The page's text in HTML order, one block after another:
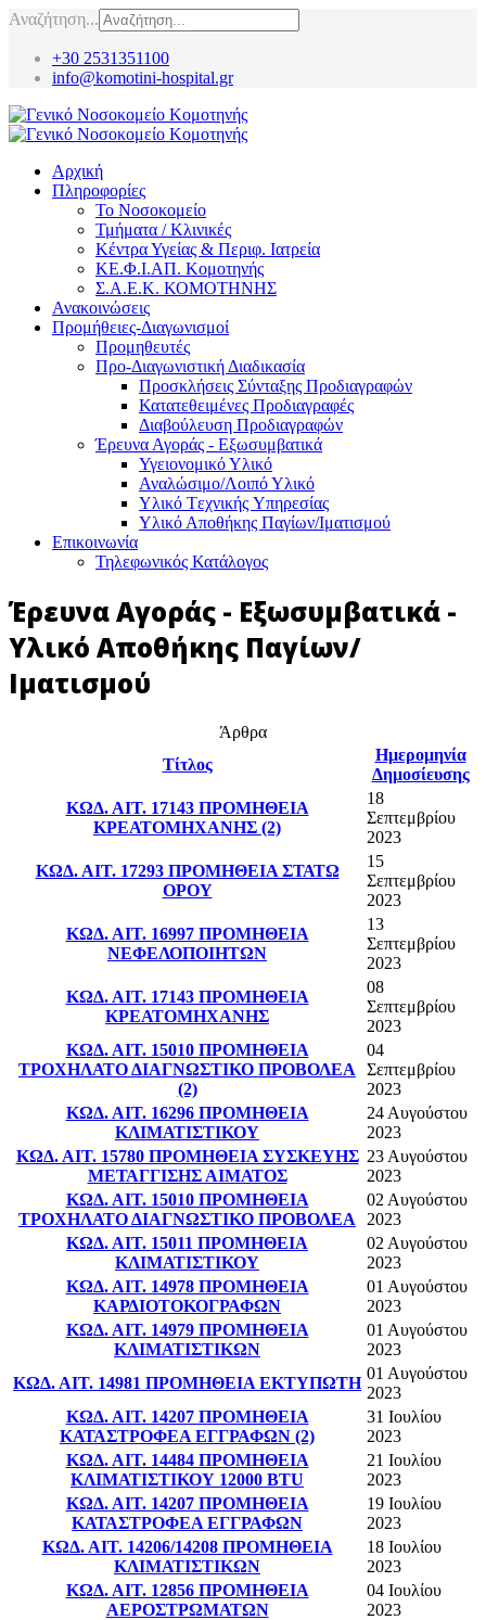
Αναζήτηση...
+30 2531351100
info@komotini-hospital.gr
Αρχική
Πληροφορίες
Το Νοσοκομείο
Τμήματα / Κλινικές
Κέντρα Υγείας & Περιφ. Ιατρεία
ΚΕ.Φ.Ι.ΑΠ. Κομοτηνής
Σ.Α.Ε.Κ. ΚΟΜΟΤΗΝΗΣ
Ανακοινώσεις
Προμήθειες-Διαγωνισμοί
Προμηθευτές
Προ-Διαγωνιστική Διαδικασία
Προσκλήσεις Σύνταξης Προδιαγραφών
Κατατεθειμένες Προδιαγραφές
Διαβούλευση Προδιαγραφών
Έρευνα Αγοράς - Εξωσυμβατικά
Υγειονομικό Υλικό
Αναλώσιμο/Λοιπό Υλικό
Υλικό Tεχνικής Yπηρεσίας
Υλικό Αποθήκης Παγίων/Ιματισμού
Επικοινωνία
Τηλεφωνικός Κατάλογος
Έρευνα Αγοράς - Εξωσυμβατικά -
Υλικό Αποθήκης Παγίων/
Ιματισμού
Άρθρα
Τίτλος
Ημερομηνία
Δημοσίευσης
ΚΩΔ. ΑΙΤ. 17143 ΠΡΟΜΗΘΕΙΑ
ΚΡΕΑΤΟΜΗΧΑΝΗΣ (2)
18
Σεπτεμβρίου
2023
ΚΩΔ. ΑΙΤ. 17293 ΠΡΟΜΗΘΕΙΑ ΣΤΑΤΩ
ΟΡΟΥ
15
Σεπτεμβρίου
2023
ΚΩΔ. ΑΙΤ. 16997 ΠΡΟΜΗΘΕΙΑ
ΝΕΦΕΛΟΠΟΙΗΤΩΝ
13
Σεπτεμβρίου
2023
ΚΩΔ. ΑΙΤ. 17143 ΠΡΟΜΗΘΕΙΑ
ΚΡΕΑΤΟΜΗΧΑΝΗΣ
08
Σεπτεμβρίου
2023
ΚΩΔ. ΑΙΤ. 15010 ΠΡΟΜΗΘΕΙΑ
ΤΡΟΧΗΛΑΤΟ ΔΙΑΓΝΩΣΤΙΚΟ ΠΡΟΒΟΛΕΑ
(2)
04
Σεπτεμβρίου
2023
ΚΩΔ. ΑΙΤ. 16296 ΠΡΟΜΗΘΕΙΑ
ΚΛΙΜΑΤΙΣΤΙΚΟΥ
24 Αυγούστου
2023
ΚΩΔ. ΑΙΤ. 15780 ΠΡΟΜΗΘΕΙΑ ΣΥΣΚΕΥΗΣ
ΜΕΤΑΓΓΙΣΗΣ ΑΙΜΑΤΟΣ
23 Αυγούστου
2023
ΚΩΔ. ΑΙΤ. 15010 ΠΡΟΜΗΘΕΙΑ
ΤΡΟΧΗΛΑΤΟ ΔΙΑΓΝΩΣΤΙΚΟ ΠΡΟΒΟΛΕΑ
02 Αυγούστου
2023
ΚΩΔ. ΑΙΤ. 15011 ΠΡΟΜΗΘΕΙΑ
ΚΛΙΜΑΤΙΣΤΙΚΟΥ
02 Αυγούστου
2023
ΚΩΔ. ΑΙΤ. 14978 ΠΡΟΜΗΘΕΙΑ
ΚΑΡΔΙΟΤΟΚΟΓΡΑΦΩΝ
01 Αυγούστου
2023
ΚΩΔ. ΑΙΤ. 14979 ΠΡΟΜΗΘΕΙΑ
ΚΛΙΜΑΤΙΣΤΙΚΩΝ
01 Αυγούστου
2023
ΚΩΔ. ΑΙΤ. 14981 ΠΡΟΜΗΘΕΙΑ ΕΚΤΥΠΩΤΗ
01 Αυγούστου
2023
ΚΩΔ. ΑΙΤ. 14207 ΠΡΟΜΗΘΕΙΑ
ΚΑΤΑΣΤΡΟΦΕΑ ΕΓΓΡΑΦΩΝ (2)
31 Ιουλίου
2023
ΚΩΔ. ΑΙΤ. 14484 ΠΡΟΜΗΘΕΙΑ
ΚΛΙΜΑΤΙΣΤΙΚΟΥ 12000 BTU
21 Ιουλίου
2023
ΚΩΔ. ΑΙΤ. 14207 ΠΡΟΜΗΘΕΙΑ
ΚΑΤΑΣΤΡΟΦΕΑ ΕΓΓΡΑΦΩΝ
19 Ιουλίου
2023
ΚΩΔ. ΑΙΤ. 14206/14208 ΠΡΟΜΗΘΕΙΑ
ΚΛΙΜΑΤΙΣΤΙΚΩΝ
18 Ιουλίου
2023
ΚΩΔ. ΑΙΤ. 12856 ΠΡΟΜΗΘΕΙΑ
ΑΕΡΟΣΤΡΩΜΑΤΩΝ
04 Ιουλίου
2023